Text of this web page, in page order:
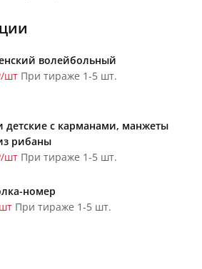
волейбольный
шт При тираже 1-5 шт.
детские с карманами, манжеты
рибаны
шт При тираже 1-5 шт.
номер
При тираже 1-5 шт.